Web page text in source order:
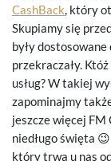
CashBack, który
Skupiamy się
były
przekraczały.
usług? W takiej
zapominajmy
jeszcze więcej FM
niedługo święta
który trwa u nas